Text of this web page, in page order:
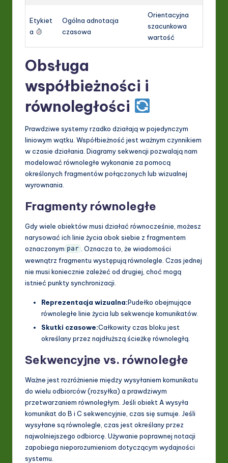
Etykiet
a
Ogólna adnotacja
czasowa
Orientacyjna
szacunkowa
wartość
Obsługa
współbieżności i
równoległości
Prawdziwe systemy rzadko działają w pojedynczym
liniowym wątku. Współbieżność jest ważnym czynnikiem
w czasie działania. Diagramy sekwencji pozwalają nam
modelować równoległe wykonanie za pomocą
określonych fragmentów połączonych lub wizualnej
wyrownania.
Fragmenty równoległe
Gdy wiele obiektów musi działać równocześnie, możesz
narysować ich linie życia obok siebie z fragmentem
oznaczonym par
. Oznacza to, że wiadomości
wewnątrz fragmentu występują równolegle. Czas jednej
nie musi koniecznie zależeć od drugiej, choć mogą
istnieć punkty synchronizacji.
Reprezentacja wizualna:Pudełko obejmujące
równoległe linie życia lub sekwencje komunikatów.
Skutki czasowe:Całkowity czas bloku jest
określany przez najdłuższą ścieżkę równoległą.
Sekwencyjne vs. równoległe
Ważne jest rozróżnienie między wysyłaniem komunikatu
do wielu odbiorców (rozsyłka) a prawdziwym
przetwarzaniem równoległym. Jeśli obiekt A wysyła
komunikat do B i C sekwencyjnie, czas się sumuje. Jeśli
wysyłane są równolegle, czas jest określany przez
najwolniejszego odbiorcę. Używanie poprawnej notacji
zapobiega nieporozumieniom dotyczącym wydajności
systemu.